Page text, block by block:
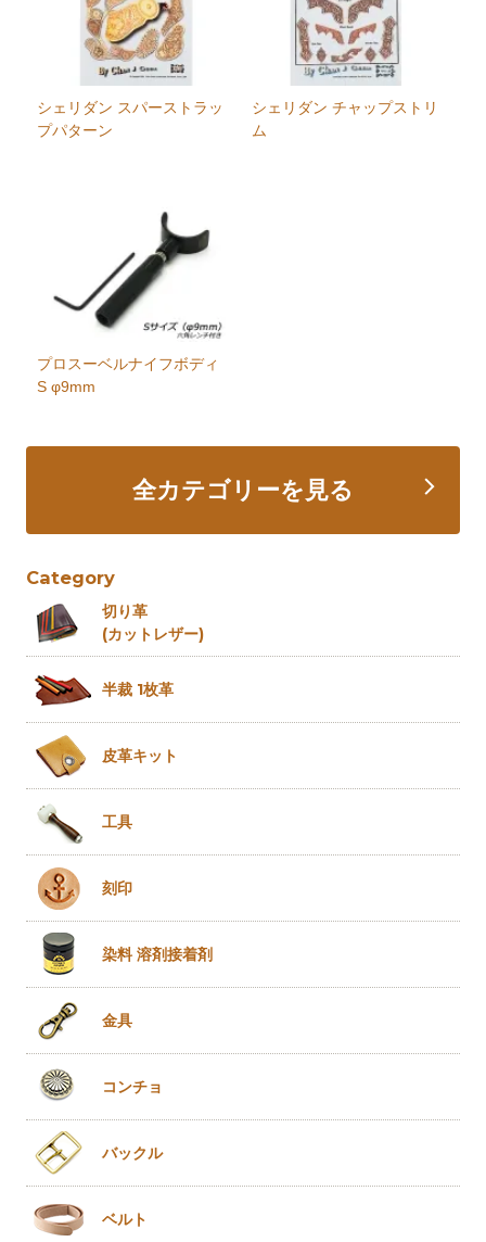
シェリダン スパーストラッ
プパターン
シェリダン チャップストリ
ム
プロスーベルナイフボディ
S φ9mm
全カテゴリーを見る
Category
切り革
(カットレザー)
半裁 1枚革
皮革キット
工具
刻印
染料 溶剤接着剤
金具
コンチョ
バックル
ベルト